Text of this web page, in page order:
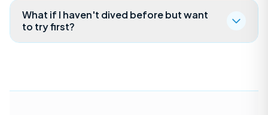
What if I haven't dived before but want
to try first?